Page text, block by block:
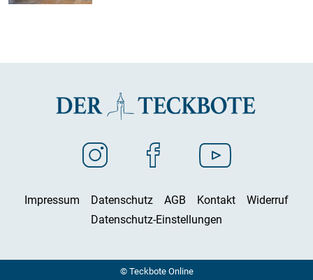
Impressum Datenschutz AGB Kontakt
Widerruf
Datenschutz-Einstellungen
© Teckbote Online